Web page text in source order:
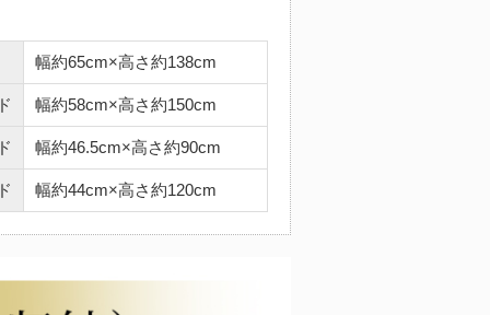
幅約65cm×高さ約138cm
幅約58cm×高さ約150cm
幅約46.5cm×高さ約90cm
幅約44cm×高さ約120cm